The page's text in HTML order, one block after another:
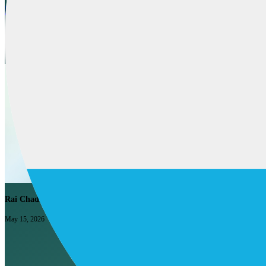
La metrica di deflection che ti mente
conteggio onesto e perché la versione gonfiata ti costa lo sponsor
Rai Chadee
May 15, 2026